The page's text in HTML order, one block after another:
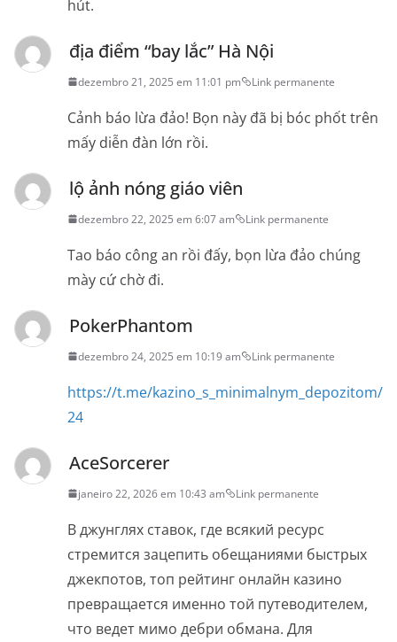
hút.
địa điểm “bay lắc” Hà Nội
dezembro 21, 2025 em 11:01 pm Link permanente
Cảnh báo lừa đảo! Bọn này đã bị bóc phốt trên
mấy diễn đàn lớn rồi.
lộ ảnh nóng giáo viên
dezembro 22, 2025 em 6:07 am Link permanente
Tao báo công an rồi đấy, bọn lừa đảo chúng
mày cứ chờ đi.
PokerPhantom
dezembro 24, 2025 em 10:19 am Link permanente
https://t.me/kazino_s_minimalnym_depozitom/
24
AceSorcerer
janeiro 22, 2026 em 10:43 am Link permanente
В джунглях ставок, где всякий ресурс
стремится зацепить обещаниями быстрых
джекпотов, топ рейтинг онлайн казино
превращается именно той путеводителем,
что ведет мимо дебри обмана. Для